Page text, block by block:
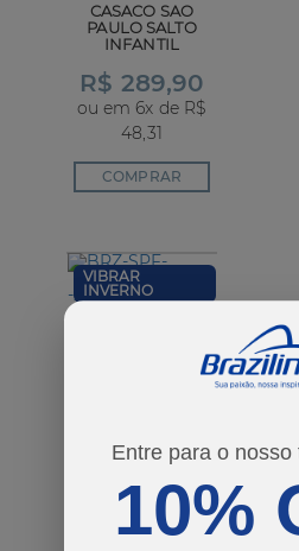
Entre para o nosso
10%
CASACO SAO
PAULO SALTO
INFANTIL
R$ 289,90
ou em 6x de R$
48,31
COMPRAR
VIBRAR
INVERNO
CAMISETA SAO
PAULO
FREQUENCIA